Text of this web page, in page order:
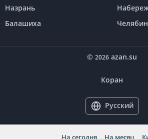
На сегодня На месяц
Назрань
Балашиха
© 2026 azan.su
Коран
Русский